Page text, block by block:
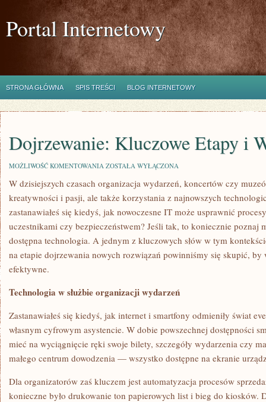
Portal Internetowy
STRONA GŁÓWNA SPIS TREŚCI BLOG INTERNETOWY
Dojrzewanie: Kluczowe Etapy i
MOŻLIWOŚĆ KOMENTOWANIA DOJRZEWANIE:
ETAPY
WYZWANIA!
ZOSTAŁA WYŁĄCZONA
W dzisiejszych czasach organizacja wydarzeń, koncertów czy
kreatywności i pasji, ale także korzystania z najnowszych
zastanawiałeś się kiedyś, jak nowoczesne IT może usprawnić
uczestnikami czy bezpieczeństwem? Jeśli tak, to koniecznie poznaj
dostępna technologia. A jednym z kluczowych słów w tym
na etapie dojrzewania nowych rozwiązań powinniśmy się skupić, by
efektywne.
Technologia w służbie organizacji wydarzeń
Zastanawiałeś się kiedyś, jak internet i smartfony odmieniły świat
własnym cyfrowym asystencie. W dobie powszechnej dostępności
mieć na wyciągnięcie ręki swoje bilety, szczegóły wydarzenia czy
małego centrum dowodzenia — wszystko dostępne na ekranie
Dla organizatorów zaś kluczem jest automatyzacja procesów
konieczne było drukowanie ton papierowych list i bieg do kiosków.